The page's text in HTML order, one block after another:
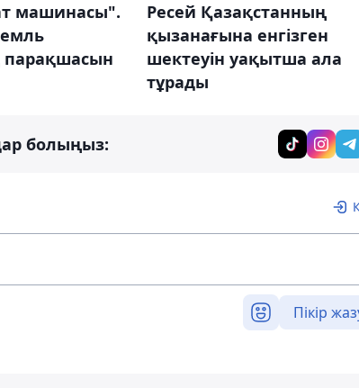
машинасы".
Ресей Қазақстанның
қызанағына енгізген
шектеуін уақытша ала
тұрады
болыңыз:
Пікір